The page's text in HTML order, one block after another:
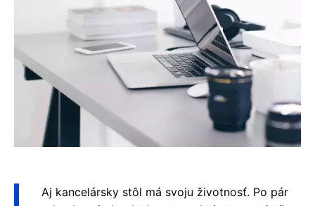
Aj kancelársky stôl má svoju životnosť. Po pár